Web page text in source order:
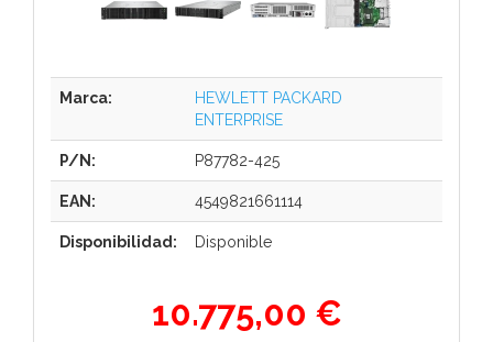
Marca:
HEWLETT PACKARD
ENTERPRISE
P/N: P87782-425
EAN: 4549821661114
Disponibilidad: Disponible
10.775,00 €